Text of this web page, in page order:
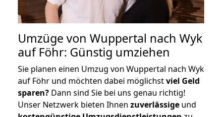
Umzüge von Wuppertal nach Wyk
auf Föhr: Günstig umziehen
Sie planen einen Umzug von Wuppertal nach Wyk
auf Föhr und möchten dabei möglichstviel Geld
sparen? Dann sind Sie bei uns genau richtig!
Unser Netzwerk bieten Ihnen zuverlässige und